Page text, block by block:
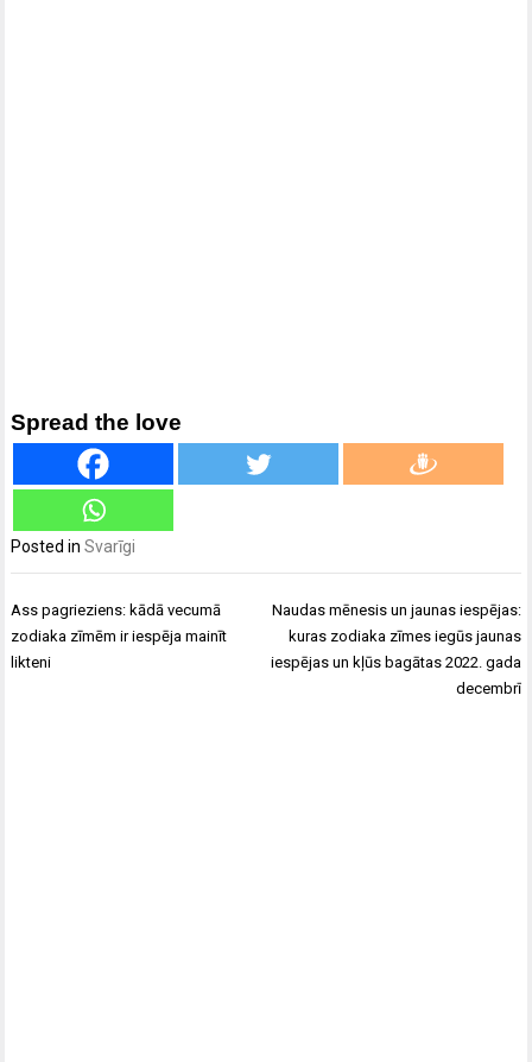
Spread the love
Posted inSvarīgi
Ziņu
izvēlne
Ass pagrieziens: kādā vecumā
zodiaka zīmēm ir iespēja mainīt
likteni
Naudas mēnesis un jaunas iespējas:
kuras zodiaka zīmes iegūs jaunas
iespējas un kļūs bagātas 2022. gada
decembrī